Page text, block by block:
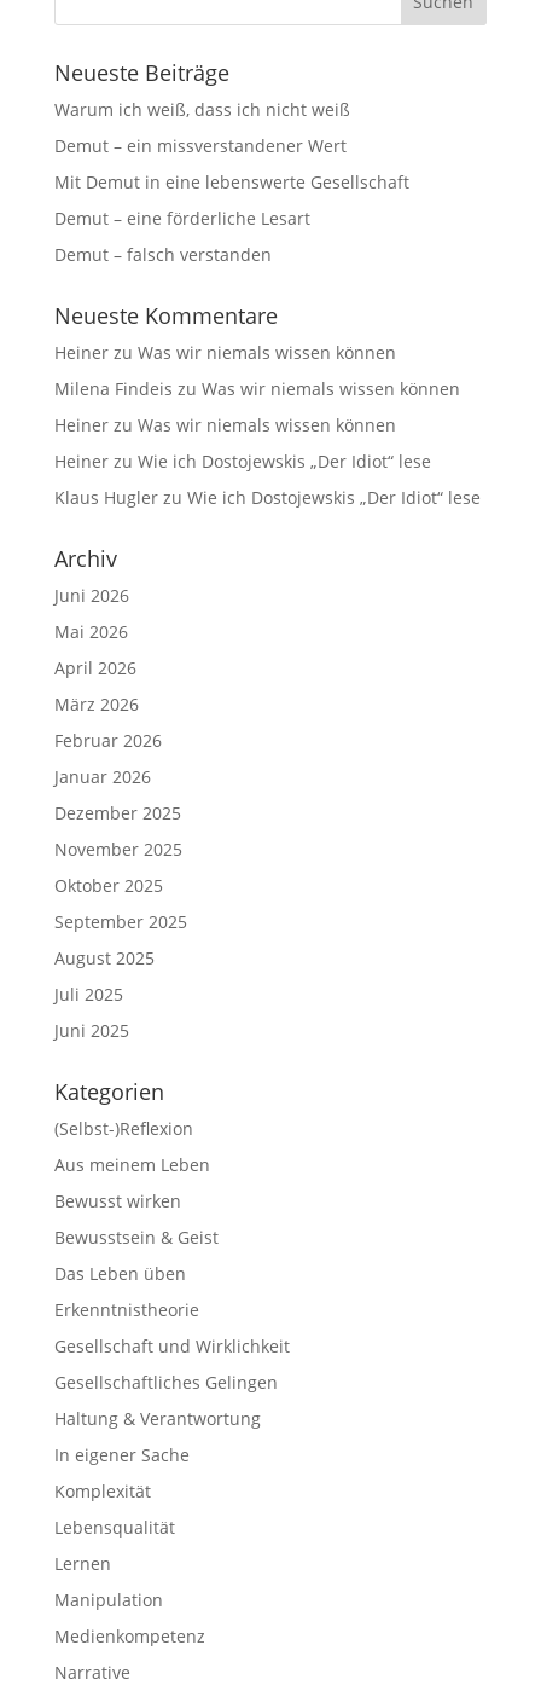
Neueste Beiträge
Warum ich weiß, dass ich nicht weiß
Demut – ein missverstandener Wert
Mit Demut in eine lebenswerte Gesellschaft
Demut – eine förderliche Lesart
Demut – falsch verstanden
Neueste Kommentare
Heinerzu Was wir niemals wissen können
Milena Findeis zu Was wir niemals wissen können
Heinerzu Was wir niemals wissen können
Heinerzu Wie ich Dostojewskis „Der Idiot“ lese
Klaus Huglerzu Wie ich Dostojewskis „Der Idiot“ lese
Archiv
Juni 2026
Mai 2026
April 2026
März 2026
Februar 2026
Januar 2026
Dezember 2025
November 2025
Oktober 2025
September 2025
August 2025
Juli 2025
Juni 2025
Kategorien
(Selbst-)Reflexion
Aus meinem Leben
Bewusst wirken
Bewusstsein & Geist
Das Leben üben
Erkenntnistheorie
Gesellschaft und Wirklichkeit
Gesellschaftliches Gelingen
Haltung & Verantwortung
In eigener Sache
Komplexität
Lebensqualität
Lernen
Manipulation
Medienkompetenz
Narrative